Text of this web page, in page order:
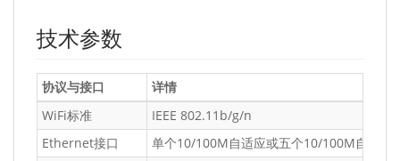
技术参数
协议与接口
详情
WiFi标准
IEEE 802.11b/g/n
Ethernet接口
单个10/100M自适应或五个10/100M自适应